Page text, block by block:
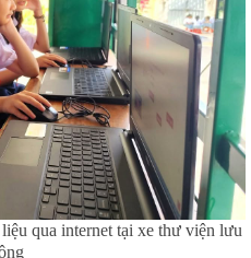
qua internet tại xe thư viện lưu